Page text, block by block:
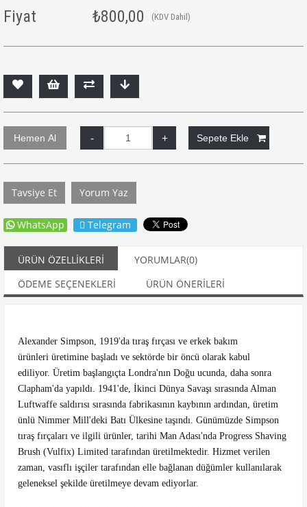
Fiyat ₺800,00 (KDV Dahil)
Tavsiye Et Yorum Yaz
WhatsApp Telegram
ÜRÜN ÖZELLIKLERI YORUMLAR(0)
ÖDEME SEÇENEKLERI
ÜRÜN ÖNERILERI
Alexander Simpson, 1919'da tıraş fırçası ve erkek bakım
ürünleri üretimine başladı ve sektörde bir öncü olarak kabul
ediliyor. Üretim başlangıçta Londra'nın Doğu ucunda, daha sonra
Clapham'da yapıldı. 1941'de, İkinci Dünya Savaşı sırasında Alman
Luftwaffe saldırısı sırasında fabrikasının kaybının ardından, üretim
ünlü Nimmer Mill'deki Batı Ülkesine taşındı. Günümüzde Simpson
tıraş fırçaları ve ilgili ürünler, tarihi Man Adası'nda Progress Shaving
Brush (Vulfix) Limited tarafından üretilmektedir. Hizmet verilen
zaman, vasıflı işçiler tarafından elle bağlanan düğümler kullanılarak
geleneksel şekilde üretilmeye devam ediyorlar.